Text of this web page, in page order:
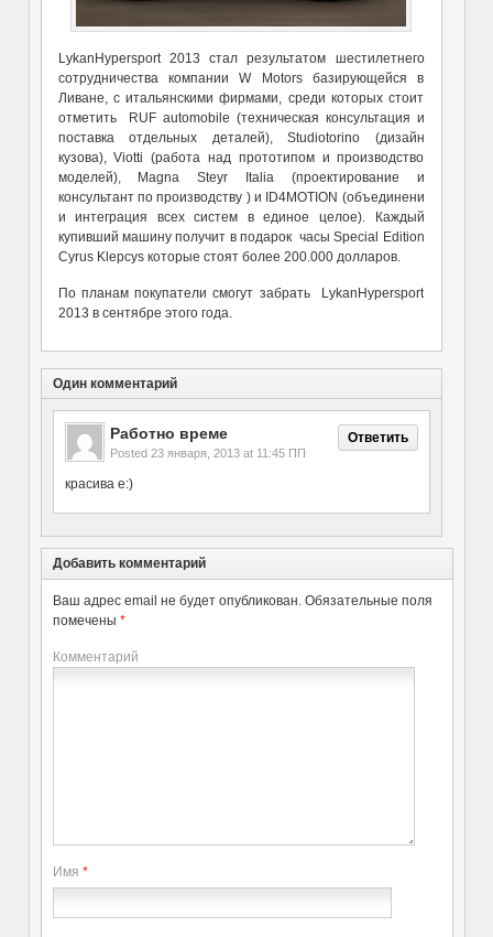
LykanHypersport 2013 стал результатом шестилетнего
сотрудничества компании W Motors базирующейся в
Ливане, с итальянскими фирмами, среди которых стоит
отметить RUF automobile (техническая консультация и
поставка отдельных деталей), Studiotorino (дизайн
кузова), Viotti (работа над прототипом и производство
моделей), Magna Steyr Italia (проектирование и
консультант по производству ) и ID4MOTION (объединени
и интеграция всех систем в единое целое). Каждый
купивший машину получит в подарок часы Special Edition
Cyrus Klepcys которые стоят более 200.000 долларов.
По планам покупатели смогут забрать LykanHypersport
2013 в сентябре этого года.
Один комментарий
Ответить
Работно време
Posted 23 января, 2013 at 11:45 ПП
красива е:)
Добавить комментарий
Ваш адрес email не будет опубликован. Обязательные поля
помечены *
Комментарий
Имя *